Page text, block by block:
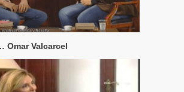
Omar Valcarcel